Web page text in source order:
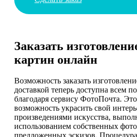
Заказать
картин онлайн
Возможность заказать
доставкой теперь доступна всем
благодаря сервису ФотоПочта.
возможность украсить свой
произведениями искусства,
использованием собственных